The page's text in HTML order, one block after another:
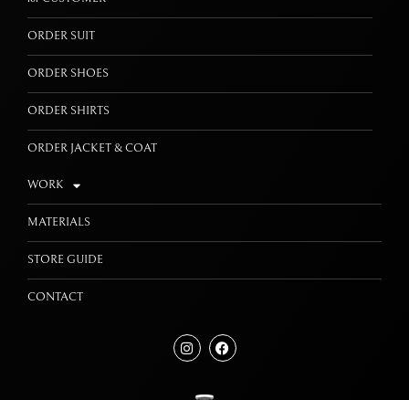
ORDER SUIT
ORDER SHOES
ORDER SHIRTS
ORDER JACKET & COAT
WORK
MATERIALS
STORE GUIDE
CONTACT